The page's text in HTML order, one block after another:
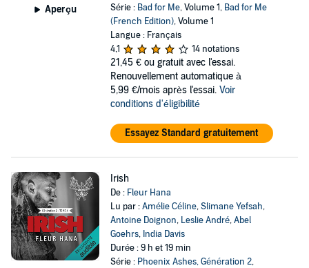
Aperçu
Série : Bad for Me, Volume 1, Bad for Me
(French Edition), Volume 1
Langue : Français
4,1
14 notations
21,45 € ou gratuit avec l'essai.
Renouvellement automatique à
5,99 €/mois après l'essai. Voir
conditions d'éligibilité
Essayez Standard gratuitement
Irish
De : Fleur Hana
Lu par :Amélie Céline,Slimane Yefsah,
Antoine Doignon, Leslie André,Abel
Goehrs, India Davis
Durée : 9 h et 19 min
Série : Phoenix Ashes, Génération 2,